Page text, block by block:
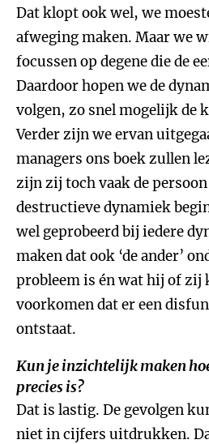
Dat klopt ook wel, we
afweging maken. Maar we
focussen op degene die de
Daardoor hopen we de
volgen, zo snel mogelijk de
Verder zijn we ervan
managers ons boek zullen
zijn zij toch vaak de
destructieve dynamiek
wel geprobeerd bij iedere
maken dat ook ‘de ander’
probleem is én wat hij of zij
voorkomen dat er een
ontstaat.
Kun je inzichtelijk maken
precies is?
Dat is lastig. De gevolgen
niet in cijfers uitdrukken.